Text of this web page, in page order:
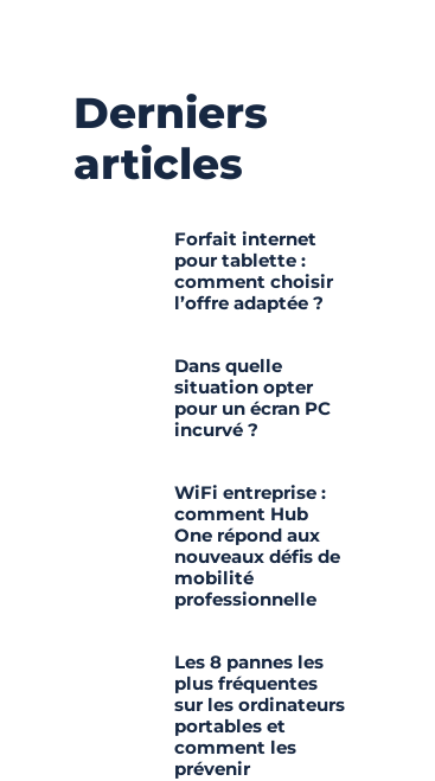
Derniers
articles
Forfait internet
pour tablette :
comment choisir
l’offre adaptée ?
Dans quelle
situation opter
pour un écran PC
incurvé ?
WiFi entreprise :
comment Hub
One répond aux
nouveaux défis de
mobilité
professionnelle
Les 8 pannes les
plus fréquentes
sur les ordinateurs
portables et
comment les
prévenir